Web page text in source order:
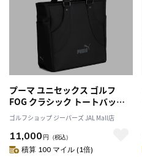
プーマ ユニセックス ゴルフ
FOG クラシック トートバッグ
091941 ゴルフ PUMA 2025年モ
デル 日本正規品
ゴルフショップ ジーパーズ JAL Mall店
11,000 円 （税込）
積算 100 マイル (1倍)